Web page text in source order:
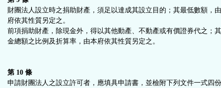
財團法人設立時之捐助財產，須足以達成其設立目的；其最低數額，
府依其性質另定之。
前項捐助財產，除現金外，得以其他動產、不動產或有價證券代之；
金總額之比例及折算率，由本府依其性質另定之。
第 10 條
申請財團法人之設立許可者，應填具申請書，並檢附下列文件一式四